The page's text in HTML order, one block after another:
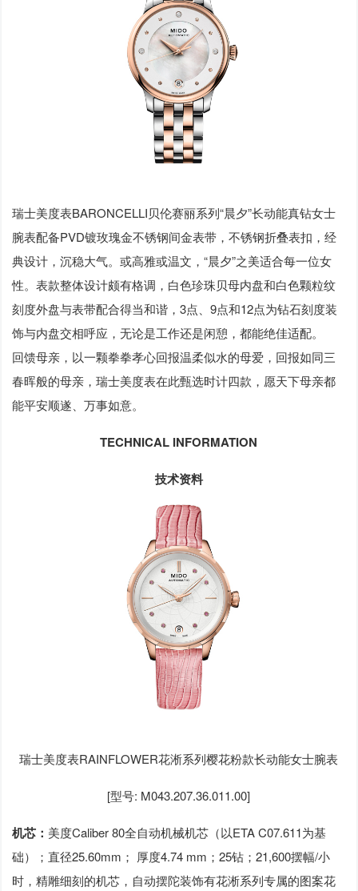
瑞士美度表BARONCELLI贝伦赛丽系列“晨夕”长动能真钻女士
腕表配备PVD镀玫瑰金不锈钢间金表带，不锈钢折叠表扣，经
典设计，沉稳大气。或高雅或温文，“晨夕”之美适合每一位女
性。表款整体设计颇有格调，白色珍珠贝母内盘和白色颗粒纹
刻度外盘与表带配合得当和谐，3点、9点和12点为钻石刻度装
饰与内盘交相呼应，无论是工作还是闲憩，都能绝佳适配。
回馈母亲，以一颗拳拳孝心回报温柔似水的母爱，回报如同三
春晖般的母亲，瑞士美度表在此甄选时计四款，愿天下母亲都
能平安顺遂、万事如意。
TECHNICAL INFORMATION
技术资料
瑞士美度表RAINFLOWER花淅系列樱花粉款长动能女士腕表
[型号: M043.207.36.011.00]
机芯： 美度Caliber 80全自动机械机芯（以ETA C07.611为基
础）；直径25.60mm； 厚度4.74 mm；25钻；21,600摆幅/小
时，精雕细刻的机芯，自动摆陀装饰有花淅系列专属的图案花